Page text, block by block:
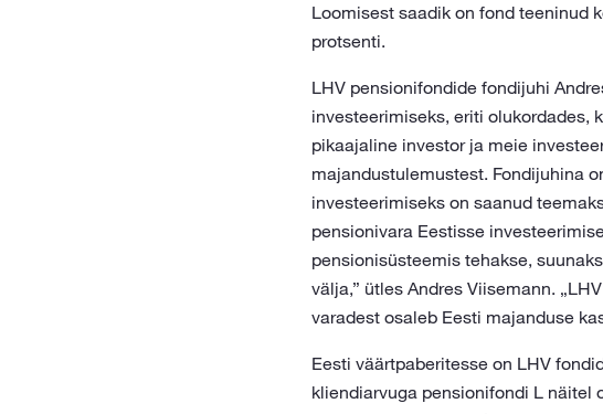
Loomisest saadik on fond teeninud
protsenti.
LHV pensionifondide fondijuhi
investeerimiseks, eriti olukordades,
pikaajaline investor ja meie
majandustulemustest. Fondijuhina
investeerimiseks on saanud
pensionivara Eestisse
pensionisüsteemis tehakse,
välja,” ütles Andres Viisemann.
varadest osaleb Eesti majanduse
Eesti väärtpaberitesse on LHV
kliendiarvuga pensionifondi L näitel